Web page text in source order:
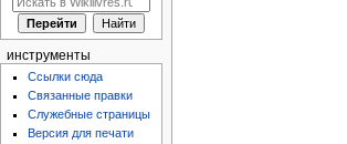
инструменты
Ссылки сюда
Связанные правки
Служебные страницы
Версия для печати